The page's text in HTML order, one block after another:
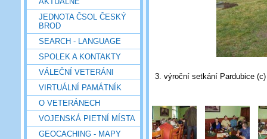
JEDNOTA ČSOL ČESKÝ
BROD
SEARCH - LANGUAGE
SPOLEK A KONTAKTY
VÁLEČNÍ VETERÁNI
VIRTUÁLNÍ PAMÁTNÍK
O VETERÁNECH
VOJENSKÁ PIETNÍ MÍSTA
GEOCACHING - MAPY
3. výroční setkání Pardubice